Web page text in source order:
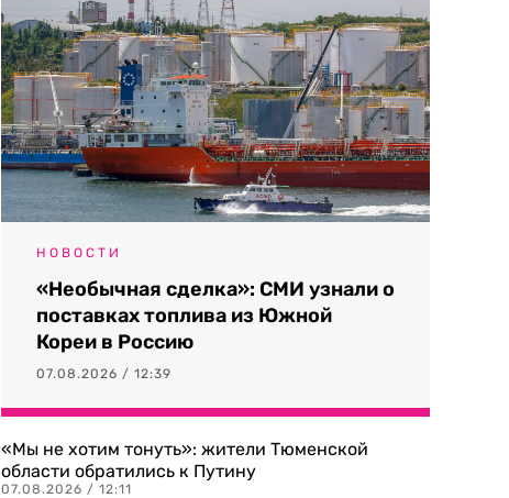
НОВОСТИ
«Необычная сделка»: СМИ узнали о
поставках топлива из Южной
Кореи в Россию
07.08.2026 / 12:39
«Мы не хотим тонуть»: жители Тюменской
области обратились к Путину
07.08.2026 / 12:11